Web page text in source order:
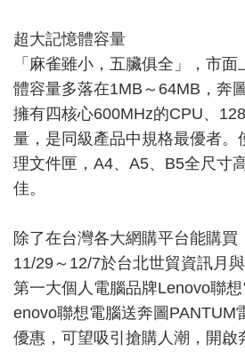
超大記憶體容量
「麻雀雖小，五臟俱全」，市
體容量多落在1MB～64MB，奔
擁有四核心600MHz的CPU、
量，是同級產品中規格最優者。
理文件匣，A4、A5、B5全尺寸
佳。
除了在台灣各大網購平台能購買
11/29～12/7於台北世貿資訊月
第一大個人電腦品牌Lenovo聯
enovo聯想電腦送奔圖PANTUM
優惠，可望吸引搶購人潮，開啟
做喜歡的事 回心中的甘 |【
帶你看見第N種人生】
#做喜歡的事回心中的甘 #茶裏王 #
像現泡
誰說工作只有一種樣貌？
當新興職業越來越多元，工作不再
一的「辦公室形式」
新世代年輕人在找一份工作，也在
「喜歡的事」
想知道他們到底嚮往怎樣的人生？